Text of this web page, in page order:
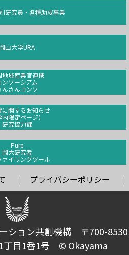
研究員・各種助成事業
岡山大学URA
地域産業官連携
ンソーシアム
んさんコンソ
に関するお知らせ
内限定ページ）
研究協力課
Pure
岡大研究者
ァイリングツール
プライバシーポリシー
ション共創機構 〒700-8530
丁目1番1号 © Okayama